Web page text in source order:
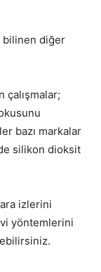
bilinen diğer
çalışmalar;
bazı markalar
silikon dioksit
izlerini
yöntemlerini